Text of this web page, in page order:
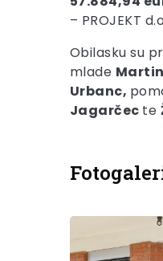
– PROJEKT
Obilasku su
mlade
Urbanc,
Jagarčec te